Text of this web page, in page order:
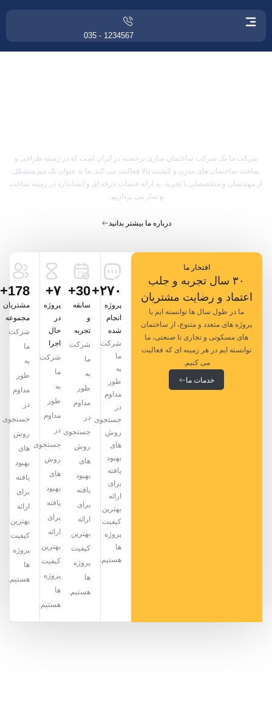
1234567 - 035
شرکت ما یک شرکت ساختمان سازی برجسته در ایران است که در زمینه طراحی و
ساخت ساختمان های مدرن و کیفیت بالا فعالیت می کند. ما به عنوان یک تیم متشکل
از مهندسان و متخصصان با تجربه، به ارائه خدمات حرفه ای و استاندارد در زمینه ساخت
و ساز می پردازیم.
درباره ما بیشتر بدانید
افتخار ما
۳۰ سال تجربه و جلب
اعتماد و رضایت مشتریان
ما در طول سال ها توانسته ایم با
پروژه های متعدد و متنوع، از ساختمان
های مسکونی و تجاری تا صنعتی، ما
توانسته ایم در هر زمینه ای که فعالیت
می کنیم.
خدمات ما
۲۷۰+
پروژه
انجام
شده
شرکت
ما
به
طور
مداوم
در
جستجوی
روش
های
بهبود
یافته
برای
ارائه
بهترین
کیفیت
پروژه
ها
هستیم.
30+
سابقه
و
تجربه
شرکت
ما
به
طور
مداوم
در
جستجوی
روش
های
بهبود
یافته
برای
ارائه
بهترین
کیفیت
پروژه
ها
هستیم.
۷+
پروژه
در
حال
اجرا
شرکت
ما
به
طور
مداوم
در
جستجوی
روش
های
بهبود
یافته
برای
ارائه
بهترین
کیفیت
پروژه
ها
هستیم.
178+
مشتریان
مجموعه
شرکت
ما
به
طور
مداوم
در
جستجوی
روش
های
بهبود
یافته
برای
ارائه
بهترین
کیفیت
پروژه
ها
هستیم.